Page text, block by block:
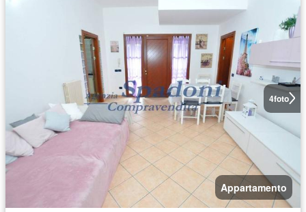
4foto
Appartamento